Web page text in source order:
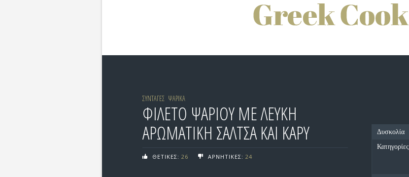
ΣΥΝΤΑΓΕΣ ΨΑΡΙΚΑ
ΦΙΛΕΤΟ ΨΑΡΙΟΥ ΜΕ ΛΕΥΚΗ
ΑΡΩΜΑΤΙΚΗ ΣΑΛΤΣΑ ΚΑΙ ΚΑΡΥ
ΘΕΤΙΚΕΣ: 26 ΑΡΝΗΤΙΚΕΣ: 24
Δυσκολία
Κατηγορίες